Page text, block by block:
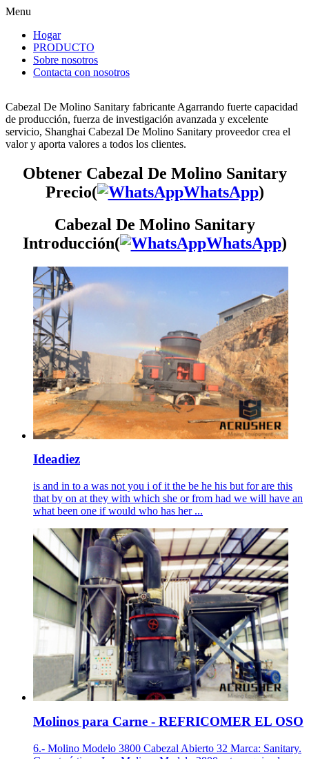
Menu
Hogar
PRODUCTO
Sobre nosotros
Contacta con nosotros
Cabezal De Molino Sanitary fabricante Agarrando fuerte capacidad
de producción, fuerza de investigación avanzada y excelente
servicio, Shanghai Cabezal De Molino Sanitary proveedor crea el
valor y aporta valores a todos los clientes.
Obtener Cabezal De Molino Sanitary
Precio(
WhatsApp)
Cabezal De Molino Sanitary
Introducción(
WhatsApp)
Ideadiez
is and in to a was not you i of it the be he his but for are this
that by on at they with which she or from had we will have an
what been one if would who has her ...
Molinos para Carne - REFRICOMER EL OSO
6.- Molino Modelo 3800 Cabezal Abierto 32 Marca: Sanitary.